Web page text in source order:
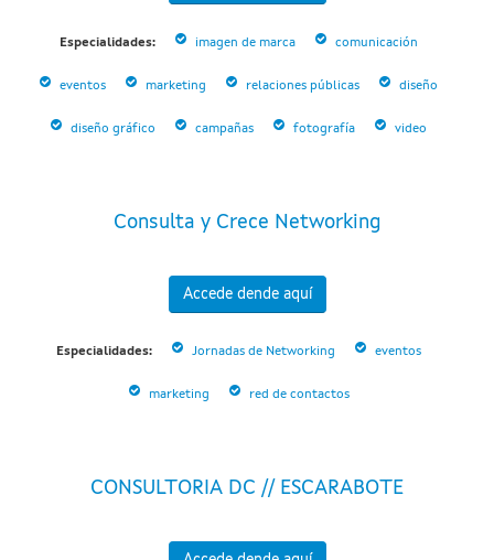
Especialidades: imagen de marca comunicación
eventos marketing relaciones públicas diseño
diseño gráfico campañas fotografía video
Consulta y Crece Networking
Accede dende aquí
Especialidades: Jornadas de Networking eventos
marketing red de contactos
CONSULTORIA DC // ESCARABOTE